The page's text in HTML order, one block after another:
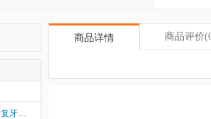
商品详情 商品评价
护龈固齿牙膏 修复牙龈 60g